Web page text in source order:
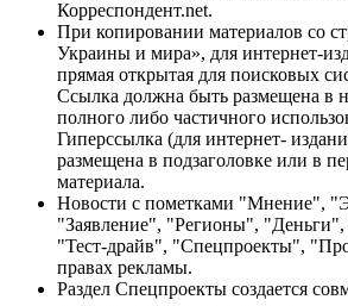
Корреспондент.net.
При копировании материалов со
Украины и мира», для интернет-
прямая открытая для поисковых
Ссылка должна быть размещена в
полного либо частичного
Гиперссылка (для интернет-
размещена в подзаголовке или в
материала.
Новости с пометками "Мнение",
"Заявление", "Регионы",
"Тест-драйв", "Спецпроекты",
правах рекламы.
Раздел Спецпроекты создается